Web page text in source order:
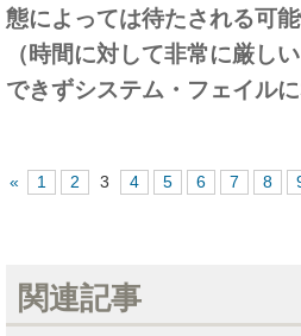
態によっては待たされる可
（時間に対して非常に厳し
できずシステム・フェイルに
« 1 2 3 4 5 6 7 8
関連記事